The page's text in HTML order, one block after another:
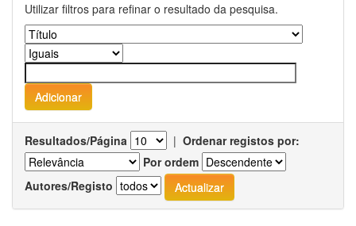
Utilizar filtros para refinar o resultado da pesquisa.
Resultados/Página | Ordenar registos por:
Por ordem
Autores/Registo